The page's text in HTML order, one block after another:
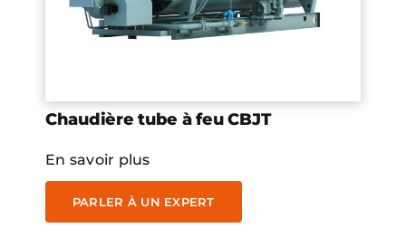
Chaudière tube à feu CBJT
En savoir plus
PARLER À UN EXPERT